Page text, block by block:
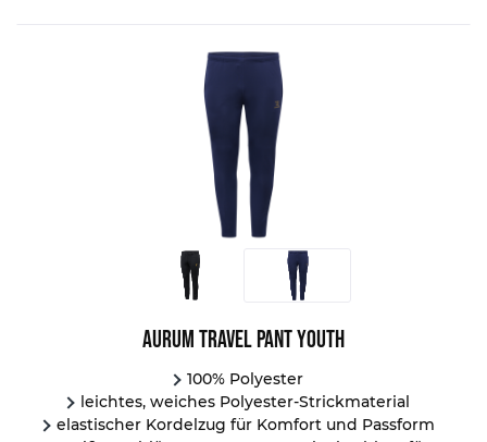
Aurum Travel Pant Youth
100% Polyester
leichtes, weiches Polyester-Strickmaterial
elastischer Kordelzug für Komfort und Passform